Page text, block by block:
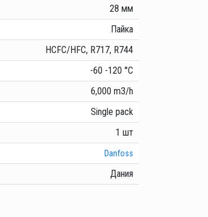
28 мм
Пайка
HCFC/HFC, R717, R744
-60 -120 °C
6,000 m3/h
Single pack
1 шт
Danfoss
Дания